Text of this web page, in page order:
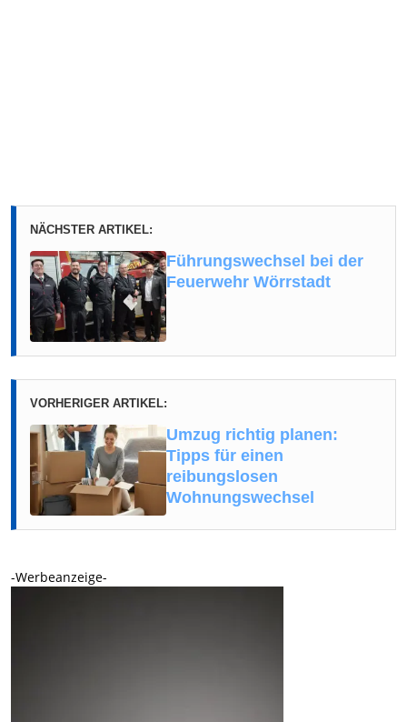
NÄCHSTER ARTIKEL:
Führungswechsel bei der
Feuerwehr Wörrstadt
VORHERIGER ARTIKEL:
Umzug richtig planen:
Tipps für einen
reibungslosen
Wohnungswechsel
-Werbeanzeige-